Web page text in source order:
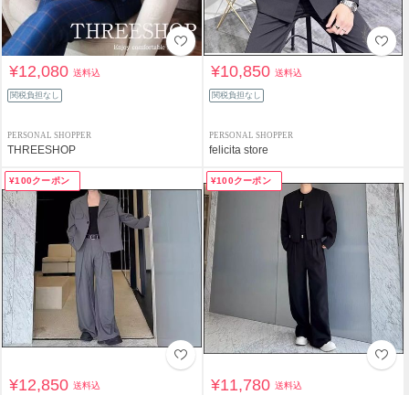
¥12,080送料込
関税負担なし
PERSONAL SHOPPER
THREESHOP
¥10,850送料込
関税負担なし
PERSONAL SHOPPER
felicita store
¥100クーポン
¥12,850送料込
¥100クーポン
¥11,780送料込